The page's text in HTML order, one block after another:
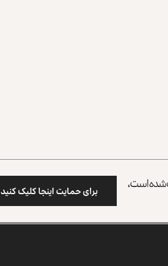
شده است، برای حمایت اینجا کلیک کنید